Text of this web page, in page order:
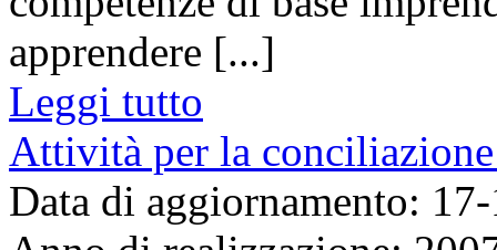
apprendere [...]
Leggi tutto
Attività per la
Data di aggiornamento: